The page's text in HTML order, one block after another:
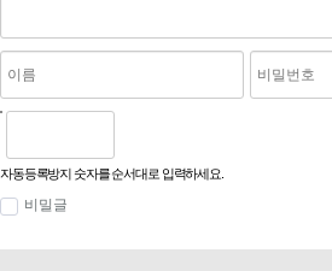
자동등록방지 숫자를 순서대로 입력하세요.
비밀글